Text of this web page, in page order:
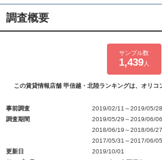
調査概要
サンプル数
1,439人
この賃貸情報店舗 甲信越・北陸ランキングは、オリコ
事前調査
2019/02/11～2019/05/28
調査期間
2019/05/29～2019/06/06
2018/06/19～2018/06/27
2017/05/31～2017/06/05
更新日
2019/10/01